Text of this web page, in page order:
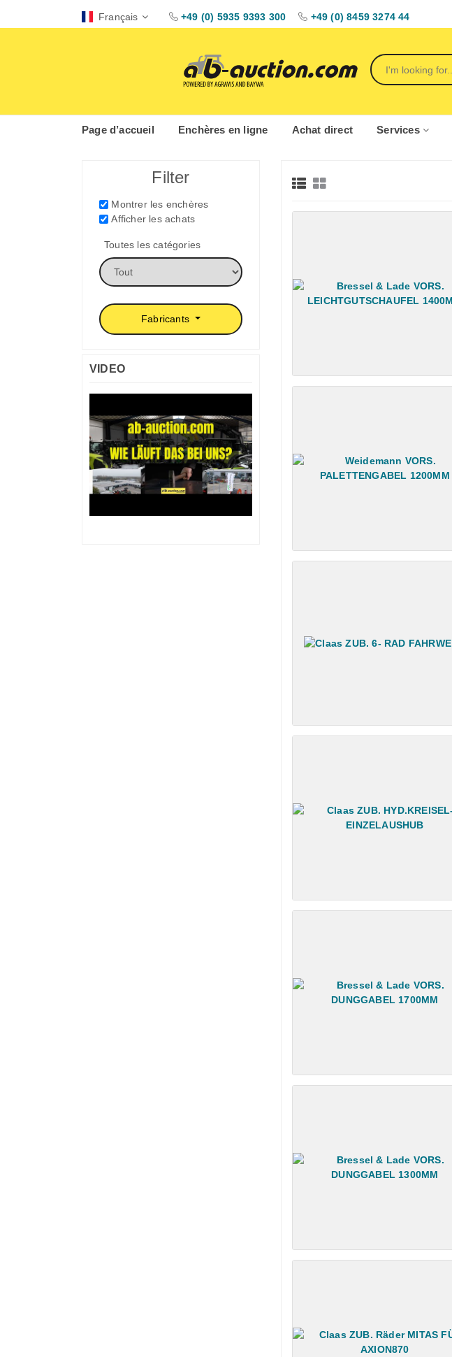
Français +49 (0) 5935 9393 300 +49 (0) 8459 3274 44
Page d’accueil Enchères en ligne Achat direct Services
Filter
Montrer les enchères
Afficher les achats
Toutes les catégories
Fabricants
VIDEO